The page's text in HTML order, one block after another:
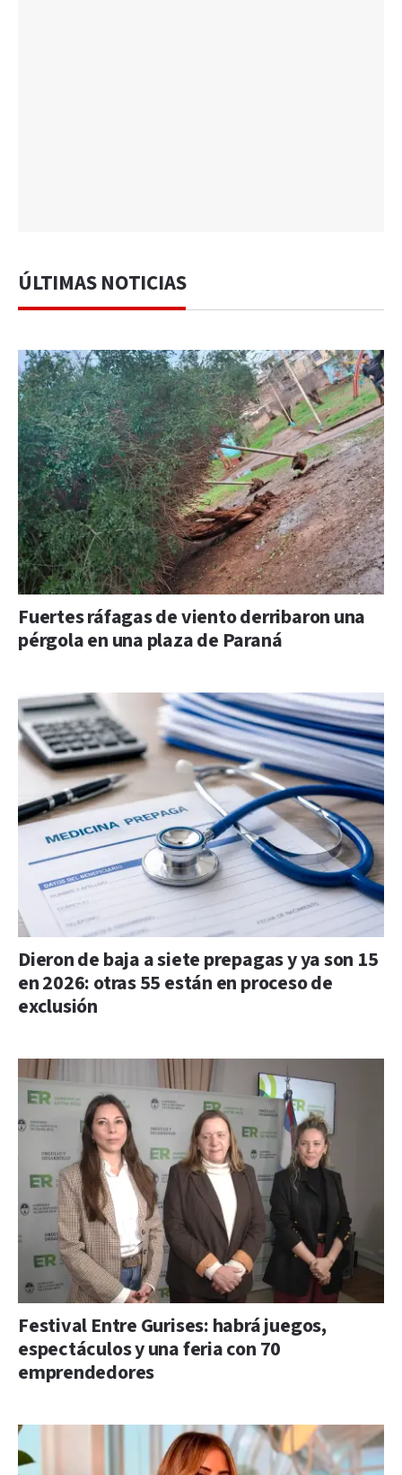
ÚLTIMAS NOTICIAS
Fuertes ráfagas de viento derribaron una
pérgola en una plaza de Paraná
Dieron de baja a siete prepagas y ya son 15
en 2026: otras 55 están en proceso de
exclusión
Festival Entre Gurises: habrá juegos,
espectáculos y una feria con 70
emprendedores